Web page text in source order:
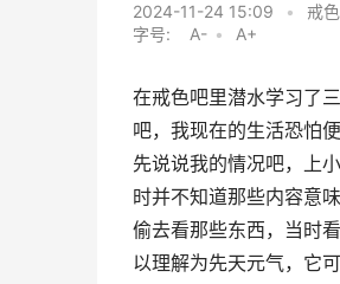
2024-11-24 15:09 • 戒
字号:
A- • A+
在戒色吧里潜水学习了
吧，我现在的生活恐怕
先说说我的情况吧，上
时并不知道那些内容意
偷去看那些东西，当时
以理解为先天元气，它